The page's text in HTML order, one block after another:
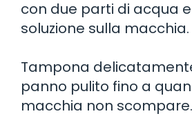
con due parti di acqua
soluzione sulla macchia.
Tampona
panno pulito fino a
macchia non scompare.